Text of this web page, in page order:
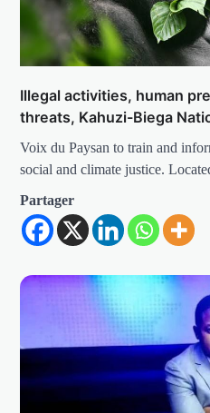
Illegal activities, human
threats, Kahuzi-Biega
Voix du Paysan to train and
social and climate justice.
Partager